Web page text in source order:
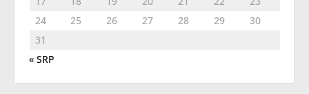
24
25 26 27 28 29
30
31
« SRP